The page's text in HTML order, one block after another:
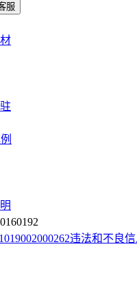
服
违法和不良